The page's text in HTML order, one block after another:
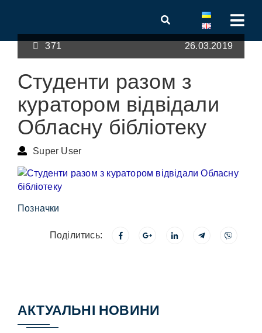
371 26.03.2019
Студенти разом з
куратором відвідали
Обласну бібліотеку
Super User
Позначки
Поділитись:
АКТУАЛЬНІ НОВИНИ